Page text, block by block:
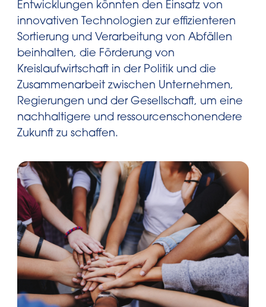
Entwicklungen könnten den Einsatz von
innovativen Technologien zur effizienteren
Sortierung und Verarbeitung von Abfällen
beinhalten, die Förderung von
Kreislaufwirtschaft in der Politik und die
Zusammenarbeit zwischen Unternehmen,
Regierungen und der Gesellschaft, um eine
nachhaltigere und ressourcenschonendere
Zukunft zu schaffen.